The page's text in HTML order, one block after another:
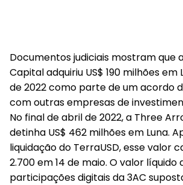
Documentos judiciais mostram que
Capital adquiriu US$ 190 milhões em
de 2022 como parte de um acordo
com outras empresas de
No final de abril de 2022, a Three
detinha US$ 462 milhões em Luna.
liquidação do TerraUSD, esse valor
2.700 em 14 de maio. O valor líquido
participações digitais da 3AC